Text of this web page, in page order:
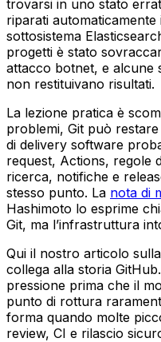
trovarsi in uno stato
riparati
sottosistema
progetti è stato
attacco botnet, e alcune
non restituivano risultati.
La lezione pratica è
problemi, Git può
di delivery software
request, Actions, regole
ricerca, notifiche e
stesso punto. La nota di
Hashimoto lo esprime
Git, ma l’infrastruttura
Qui il nostro articolo sulla
collega alla storia
pressione prima che il
punto di rottura
forma quando molte
review, CI e rilascio